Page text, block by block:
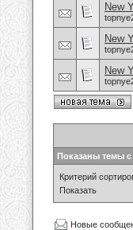
New
New
New
Показаны темы с
Критерий
Показать
Новые